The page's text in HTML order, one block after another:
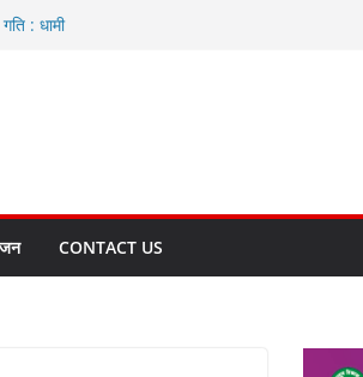
: धामी
CONTACT US